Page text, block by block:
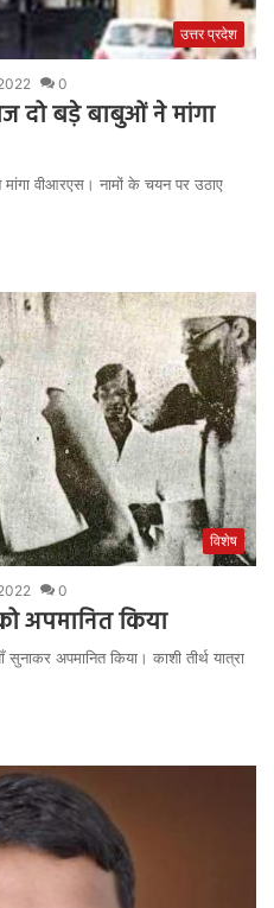
उत्तर प्रदेश
0
दो बड़े बाबुओं ने मांगा
वीआरएस। नामों के चयन पर उठाए
विशेष
0
अपमानित किया
सुनाकर अपमानित किया। काशी तीर्थ यात्रा